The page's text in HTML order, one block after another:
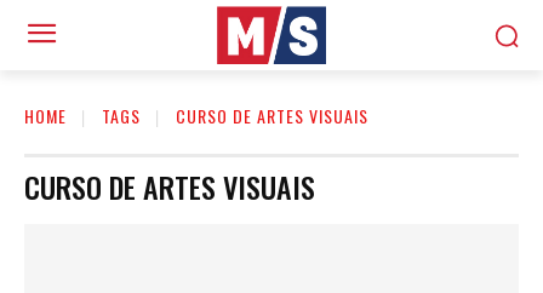
HOME TAGS CURSO DE ARTES VISUAIS
CURSO DE ARTES VISUAIS